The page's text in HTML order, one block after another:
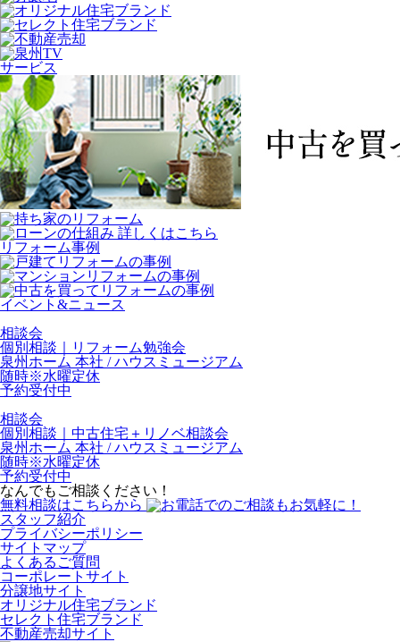
サービス
リフォーム事例
イベント&ニュース
相談会
個別相談｜リフォーム勉強会
泉州ホーム 本社 / ハウスミュージアム
随時※水曜定休
予約受付中
相談会
個別相談｜中古住宅＋リノベ相談会
泉州ホーム 本社 / ハウスミュージアム
随時※水曜定休
予約受付中
なんでもご相談ください！
無料相談はこちらから
スタッフ紹介
プライバシーポリシー
サイトマップ
よくあるご質問
コーポレートサイト
分譲地サイト
オリジナル住宅ブランド
セレクト住宅ブランド
不動産売却サイト